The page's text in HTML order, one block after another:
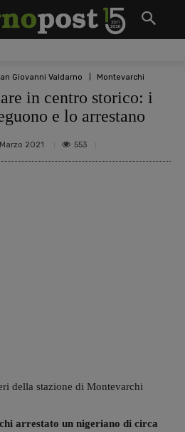
Giovanni Valdarno Montevarchi
in centro storico: i
e lo arrestano
2021 553
della stazione di Montevarchi
arrestato un nigeriano di circa